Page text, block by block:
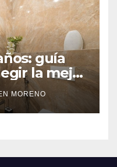
guía
la mejor
MORENO